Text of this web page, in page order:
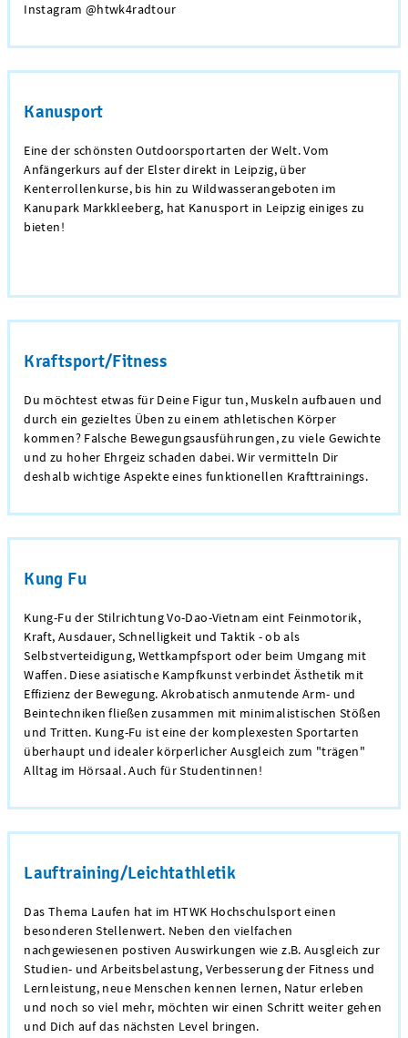
Instagram @htwk4radtour
Kanusport
Eine der schönsten Outdoorsportarten der Welt. Vom
Anfängerkurs auf der Elster direkt in Leipzig, über
Kenterrollenkurse, bis hin zu Wildwasserangeboten im
Kanupark Markkleeberg, hat Kanusport in Leipzig einiges zu
bieten!
Kraftsport/Fitness
Du möchtest etwas für Deine Figur tun, Muskeln aufbauen und
durch ein gezieltes Üben zu einem athletischen Körper
kommen? Falsche Bewegungsausführungen, zu viele Gewichte
und zu hoher Ehrgeiz schaden dabei. Wir vermitteln Dir
deshalb wichtige Aspekte eines funktionellen Krafttrainings.
Kung Fu
Kung-Fu der StilrichtungVo-Dao-Vietnam eint Feinmotorik,
Kraft, Ausdauer, Schnelligkeit und Taktik - ob als
Selbstverteidigung, Wettkampfsport oder beim Umgang mit
Waffen. Diese asiatische Kampfkunst verbindet Ästhetik mit
Effizienz der Bewegung. Akrobatisch anmutende Arm- und
Beintechniken fließen zusammen mit minimalistischen Stößen
und Tritten. Kung-Fu ist eine der komplexesten Sportarten
überhaupt und idealer körperlicher Ausgleich zum "trägen"
Alltag im Hörsaal. Auch für Studentinnen!
Lauftraining/Leichtathletik
Das Thema Laufen hat im HTWK Hochschulsport einen
besonderen Stellenwert. Neben den vielfachen
nachgewiesenen postiven Auswirkungen wie z.B. Ausgleich zur
Studien- und Arbeitsbelastung, Verbesserung der Fitness und
Lernleistung, neue Menschen kennen lernen, Natur erleben
und noch so viel mehr, möchten wir einen Schritt weiter gehen
und Dich auf das nächsten Level bringen.